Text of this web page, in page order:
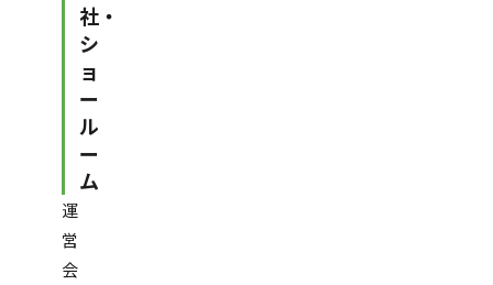
社・
シ
ョ
ー
ル
ー
ム
運
営
会